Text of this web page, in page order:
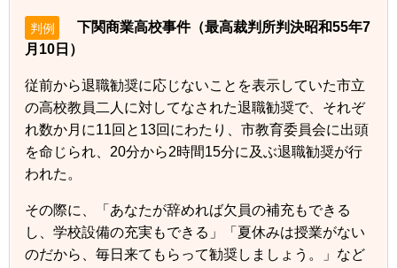
判例
下関商業高校事件（最高裁判所判決昭和55年7
月10日）
従前から退職勧奨に応じないことを表示していた市立
の高校教員二人に対してなされた退職勧奨で、それぞ
れ数か月に11回と13回にわたり、市教育委員会に出頭
を命じられ、20分から2時間15分に及ぶ退職勧奨が行
われた。
その際に、「あなたが辞めれば欠員の補充もできる
し、学校設備の充実もできる」「夏休みは授業がない
のだから、毎日来てもらって勧奨しましょう。」など